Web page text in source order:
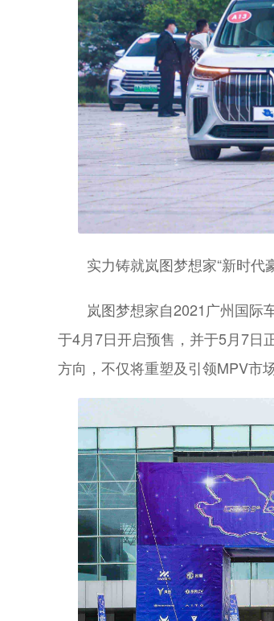
实力铸就岚图梦想家“新时代
岚图梦想家自2021广州国际
于4月7日开启预售，并于5月7日
方向，不仅将重塑及引领MPV市